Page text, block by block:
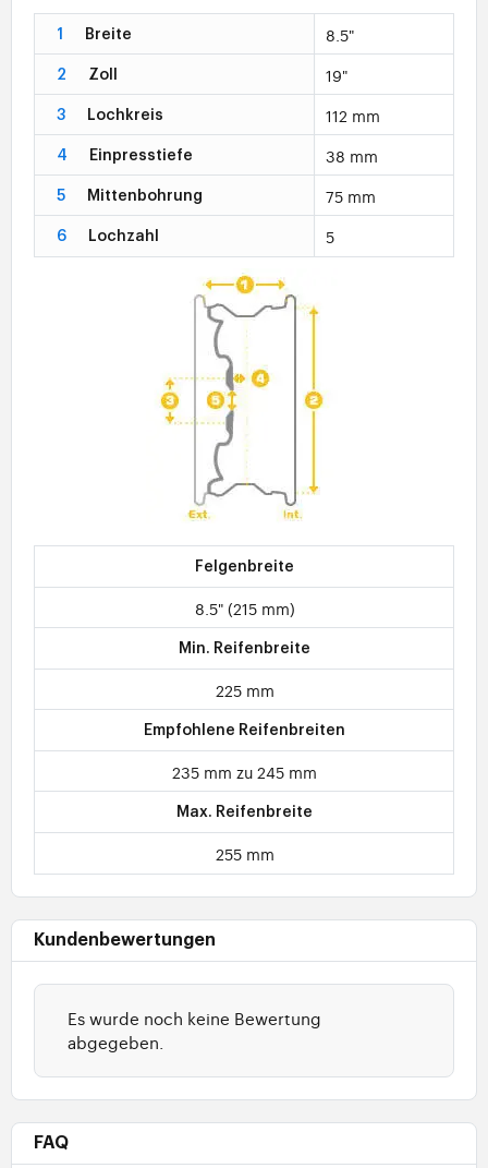
1 Breite 8.5"
2 Zoll 19"
3 Lochkreis 112 mm
4 Einpresstiefe 38 mm
5 Mittenbohrung 75 mm
6 Lochzahl 5
Felgenbreite
8.5" (215 mm)
Min. Reifenbreite
225 mm
Empfohlene Reifenbreiten
235 mm zu 245 mm
Max. Reifenbreite
255 mm
Kundenbewertungen
Es wurde noch keine Bewertung
abgegeben.
FAQ